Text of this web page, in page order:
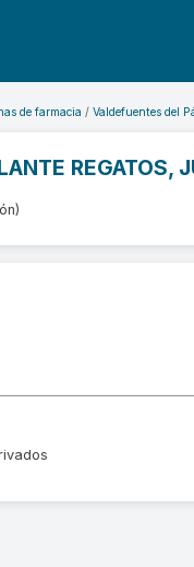
de farmacia Valdefuentes del
REGATOS,